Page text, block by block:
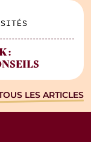
LES ARTICLES
: